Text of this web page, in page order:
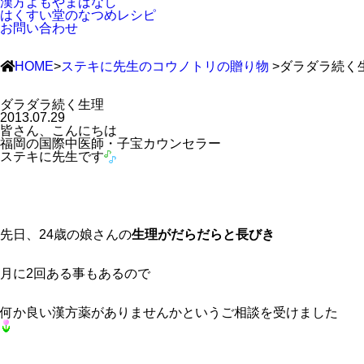
はくすい堂のなつめレシピ
お問い合わせ
HOME>ステキに先生のコウノトリの贈り物 >ダラダラ続く
ダラダラ続く生理
2013.07.29
皆さん、こんにちは
福岡の国際中医師・子宝カウンセラー
ステキに先生です
先日、24歳の娘さんの生理がだらだらと長びき
月に2回ある事もあるので
何か良い漢方薬がありませんかというご相談を受けました